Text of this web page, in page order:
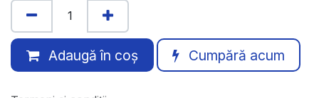
Adaugă în coș Cumpără acum